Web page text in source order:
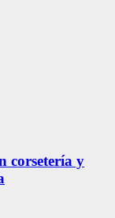
corsetería y